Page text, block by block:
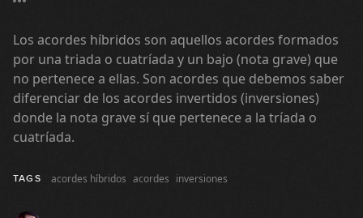
Los acordes híbridos son aquellos acordes formados
por una triada o cuatríada y un bajo (nota grave) que
no pertenece a ellas. Son acordes que debemos saber
diferenciar de los acordes invertidos (inversiones)
donde la nota grave sí que pertenece a la tríada o
cuatríada.
TAGS acordes híbridos acordes inversiones
6
23:36
GRATIS
2-5-1 Menor
8
segundos menores relativos)